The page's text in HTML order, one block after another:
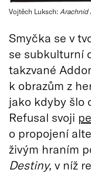
Vojtěch Luksch: Arachnid
Smyčka se v
se subkulturní
takzvané
k obrazům z
jako kdyby šlo
Refusal svoji
o propojení
živým hraním
Destiny, v níž